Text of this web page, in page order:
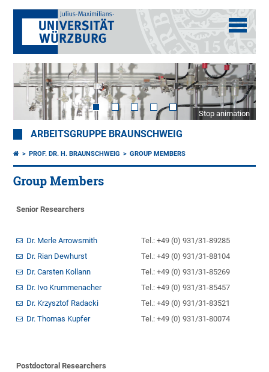
Stop animation
ARBEITSGRUPPE BRAUNSCHWEIG
PROF. DR. H. BRAUNSCHWEIG GROUP MEMBERS
Group Members
Senior Researchers
Dr. Merle Arrowsmith
Tel.: +49 (0) 931/31-89285
Dr. Rian Dewhurst
Tel.: +49 (0) 931/31-88104
Dr. Carsten Kollann
Tel.: +49 (0) 931/31-85269
Dr. Ivo Krummenacher
Tel.: +49 (0) 931/31-85457
Dr. Krzysztof Radacki
Tel.: +49 (0) 931/31-83521
Dr. Thomas Kupfer
Tel.: +49 (0) 931/31-80074
Postdoctoral Researchers